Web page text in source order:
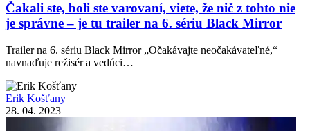
Čakali ste, boli ste varovaní, viete, že nič z tohto nie
je správne – je tu trailer na 6. sériu Black Mirror
Trailer na 6. sériu Black Mirror „Očakávajte neočakávateľné,“
navnaďuje režisér a vedúci…
Erik Košťany
28. 04. 2023